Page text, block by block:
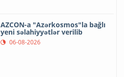
AZCON-a "Azərkosmos"la bağlı
yeni səlahiyyətlər verilib
06-08-2026